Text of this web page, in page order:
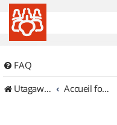
FAQ
UtagawaVTT (Randos VTT et VTTAE avec traces GPS)
Accueil forum